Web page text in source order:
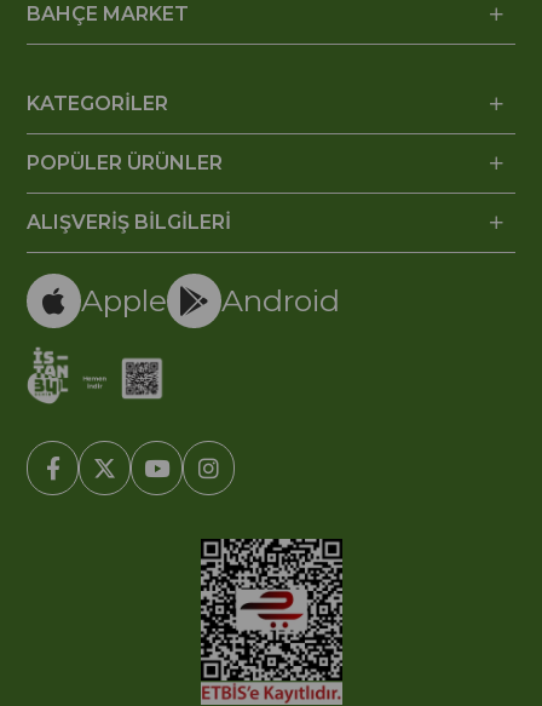
BAHÇE MARKET
KATEGORİLER
POPÜLER ÜRÜNLER
ALIŞVERİŞ BİLGİLERİ
Apple Android